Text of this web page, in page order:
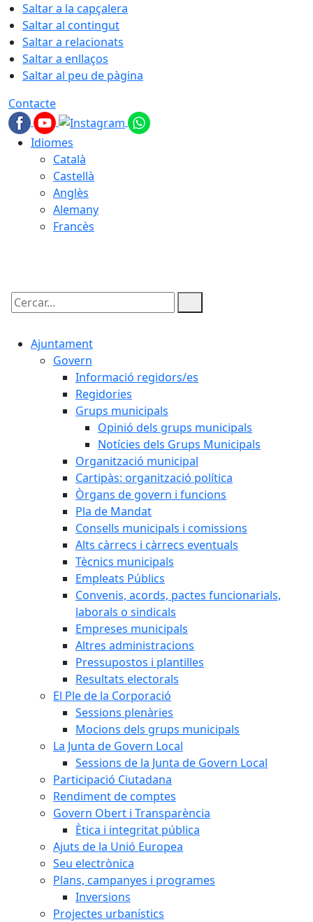
Saltar a la capçalera
Saltar al contingut
Saltar a relacionats
Saltar a enllaços
Saltar al peu de pàgina
Contacte
Idiomes
Català
Castellà
Anglès
Alemany
Francès
Cercar:
Ajuntament
Govern
Informació regidors/es
Regidories
Grups municipals
Opinió dels grups municipals
Notícies dels Grups Municipals
Organització municipal
Cartipàs: organització política
Òrgans de govern i funcions
Pla de Mandat
Consells municipals i comissions
Alts càrrecs i càrrecs eventuals
Tècnics municipals
Empleats Públics
Convenis, acords, pactes funcionarials,
laborals o sindicals
Empreses municipals
Altres administracions
Pressupostos i plantilles
Resultats electorals
El Ple de la Corporació
Sessions plenàries
Mocions dels grups municipals
La Junta de Govern Local
Sessions de la Junta de Govern Local
Participació Ciutadana
Rendiment de comptes
Govern Obert i Transparència
Ètica i integritat pública
Ajuts de la Unió Europea
Seu electrònica
Plans, campanyes i programes
Inversions
Projectes urbanístics